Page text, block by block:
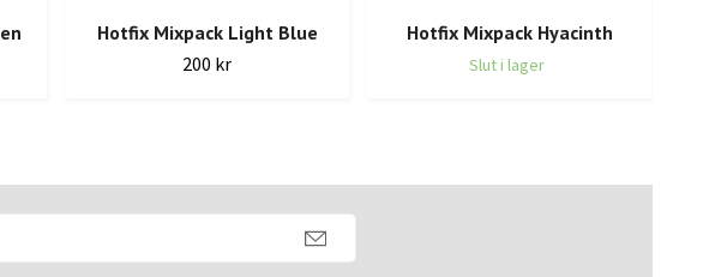
Hotfix Mixpack Light Blue
200 kr
Hotfix Mixpack Hyacinth
Slut i lager